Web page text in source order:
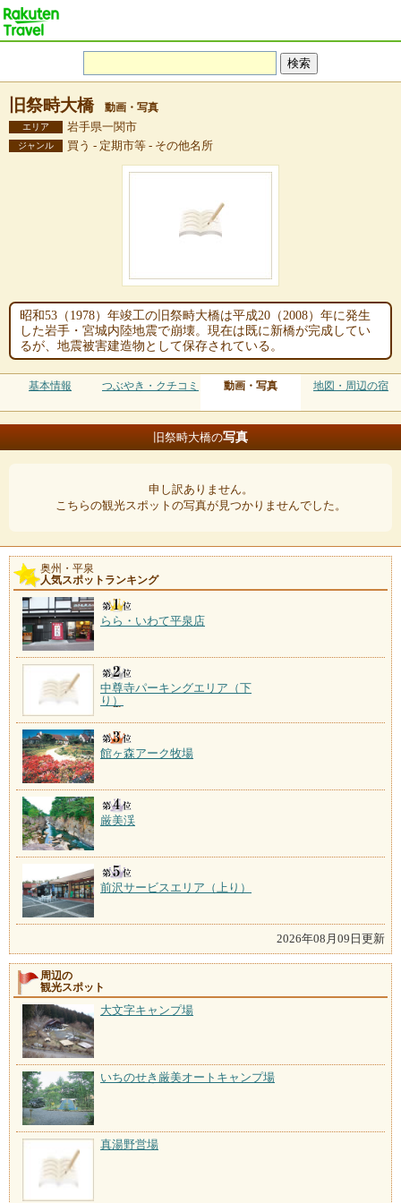
旧祭畤大橋 動画・写真
エリア 岩手県一関市
ジャンル 買う - 定期市等 - その他名所
昭和53（1978）年竣工の旧祭畤大橋は平成20（2008）年に発生
した岩手・宮城内陸地震で崩壊。現在は既に新橋が完成してい
るが、地震被害建造物として保存されている。
基本情報 つぶやき・クチコミ 動画・写真 地図・周辺の宿
旧祭畤大橋の写真
申し訳ありません。
こちらの観光スポットの写真が見つかりませんでした。
奥州・平泉
人気スポットランキング
らら・いわて平泉店
中尊寺パーキングエリア（下
り）
館ヶ森アーク牧場
厳美渓
前沢サービスエリア（上り）
2026年08月09日更新
周辺の
観光スポット
大文字キャンプ場
いちのせき厳美オートキャンプ場
真湯野営場